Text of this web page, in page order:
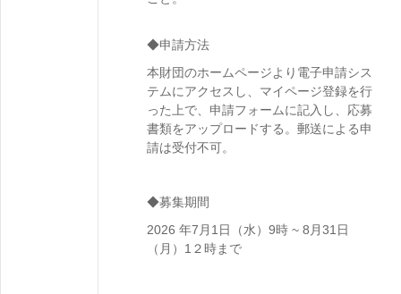
◆申請方法
本財団のホームページより電子申請シス
テムにアクセスし、マイページ登録を行
った上で、申請フォームに記入し、応募
書類をアップロードする。郵送による申
請は受付不可。
◆募集期間
2026 年7月1日（水）9時 ~ 8月31日
（月）1２時まで